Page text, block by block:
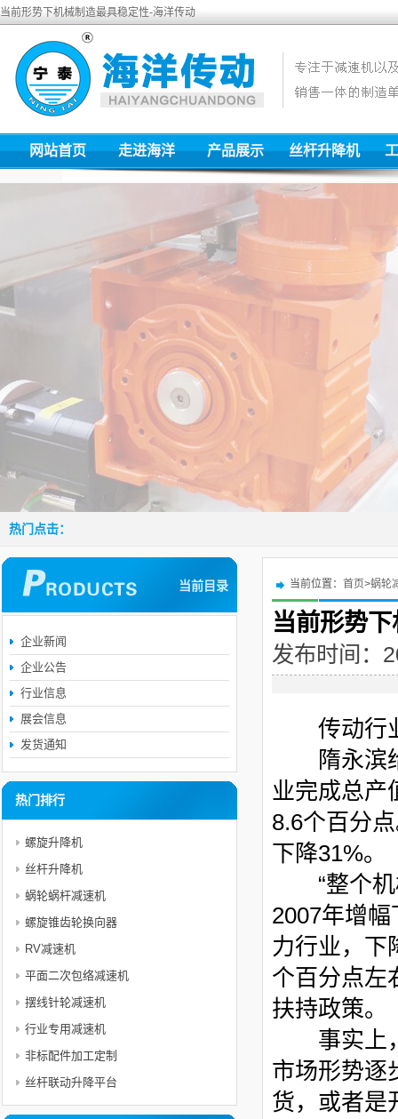
当前形势下机械制造最具稳定性-海洋传动
网站首页 走进海洋 产品展示 丝杆升降机
热门点击：
当前位置： 首页>蜗轮
当前形势
发布时间：
传动行
隋永滨给
业完成总产
8.6个百分
下降31%。
“整个
2007年增幅
力行业，下
个百分点左
扶持政策。
事实上，
市场形势逐
货，或者是
当前目录
企业新闻
企业公告
行业信息
展会信息
发货通知
热门排行
螺旋升降机
丝杆升降机
蜗轮蜗杆减速机
螺旋锥齿轮换向器
RV减速机
平面二次包络减速机
摆线针轮减速机
行业专用减速机
非标配件加工定制
丝杆联动升降平台